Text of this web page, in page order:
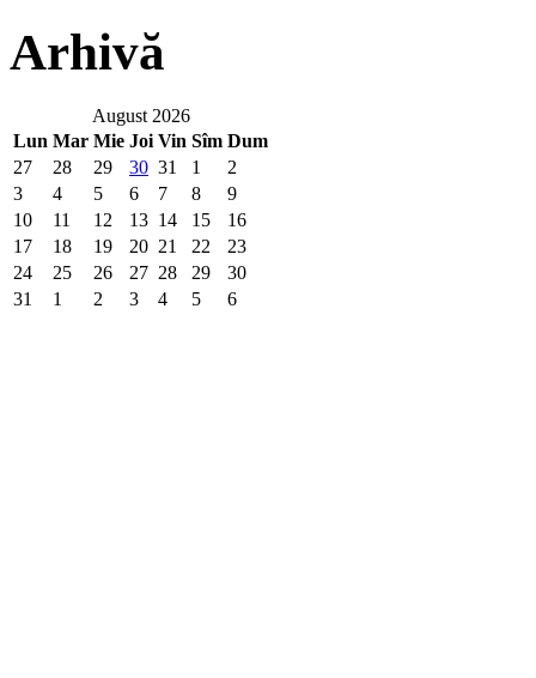
Arhivă
August 2026
Lun Mar Mie Joi Vin Sîm Dum
27
28 29 30 31 1
2
3
4 5 6 7 8
9
10
11 12 13 14 15
16
17
18 19 20 21 22
23
24
25 26 27 28 29
30
31
1 2 3 4 5 6